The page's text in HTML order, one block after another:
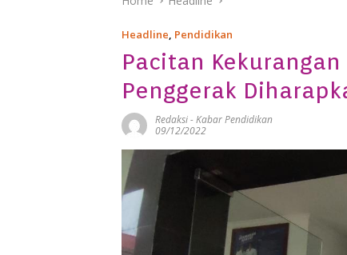
Headline, Pendidikan
Pacitan
Penggerak
Redaksi-Kabar Pendidikan
09/12/2022